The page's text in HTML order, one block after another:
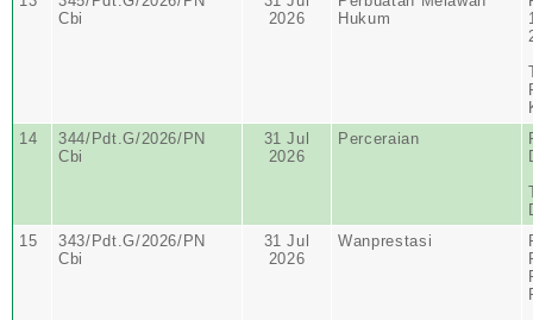
Cbi
2026
Hukum
14
344/Pdt.G/2026/PN
Cbi
31 Jul
2026
Perceraian
15
343/Pdt.G/2026/PN
Cbi
31 Jul
2026
Wanprestasi